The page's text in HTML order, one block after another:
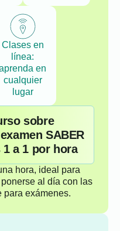
Clases en
línea:
en
cualquier
lugar
sobre
SABER
a 1 por hora
hora, ideal para
al día con las
para exámenes.